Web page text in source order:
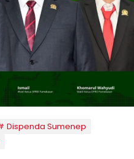
Dispenda Sumenep